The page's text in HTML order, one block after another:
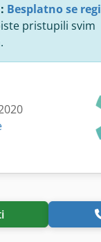
Besplatno se
pristupili svim